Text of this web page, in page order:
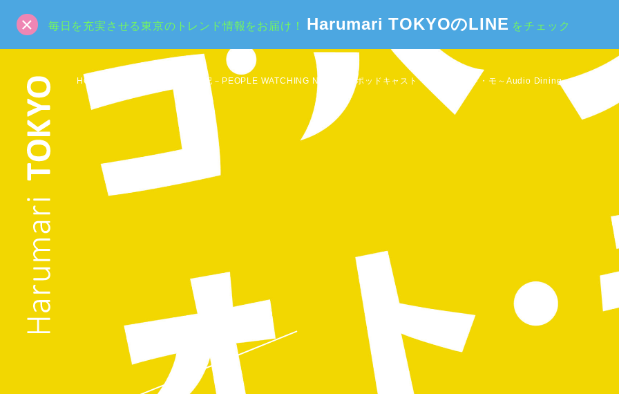
毎日を充実させる東京のトレンド情報をお届け！ Harumari TOKYOのLINE をチェック
HOME 人間観察記－PEOPLE WATCHING NOTES ポッドキャスト『ゴハンのオト・モ～Audio Dining』